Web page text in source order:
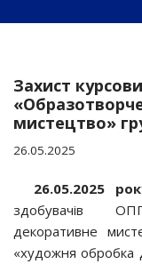
Захист
мистецтво»
26.05.2025
26.05.2025
здобувачів
декоративне
«художня обробка